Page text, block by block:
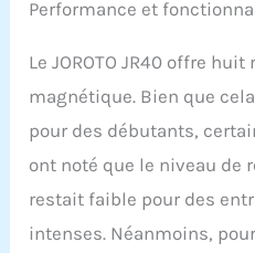
importantes telles que
vous permet de suivre
progrès de votre
également vous
KINOMAP APP via
d'entraînement
d'entraînement plus
sur le rameur JR40.
Performance et
Le JOROTO JR40 offre
magnétique. Bien que
pour des débutants,
ont noté que le niveau de
restait faible pour des
intenses. Néanmoins,